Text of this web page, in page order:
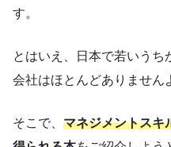
す。
とはいえ、日本で若いうち
会社はほとんどありません
そこで、 マネジメントスキ